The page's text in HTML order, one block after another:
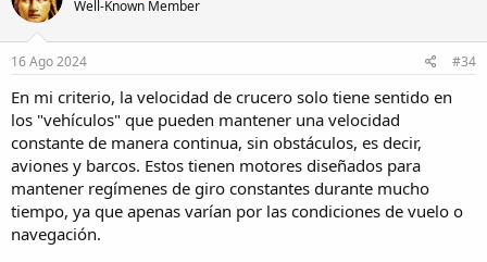
i
o
n
s
Well-Known Member
16 Ago 2024 #34
En mi criterio, la velocidad de crucero solo tiene sentido en
los "vehículos" que pueden mantener una velocidad
constante de manera continua, sin obstáculos, es decir,
aviones y barcos. Estos tienen motores diseñados para
mantener regímenes de giro constantes durante mucho
tiempo, ya que apenas varían por las condiciones de vuelo o
navegación.